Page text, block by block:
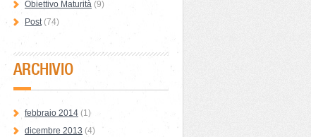
Obiettivo Maturità (9)
Post(74)
ARCHIVIO
febbraio 2014 (1)
dicembre 2013 (4)